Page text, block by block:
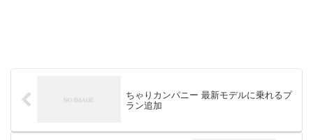
ちゃりカンパニー 最新モデルに乗れるプ
ラン追加